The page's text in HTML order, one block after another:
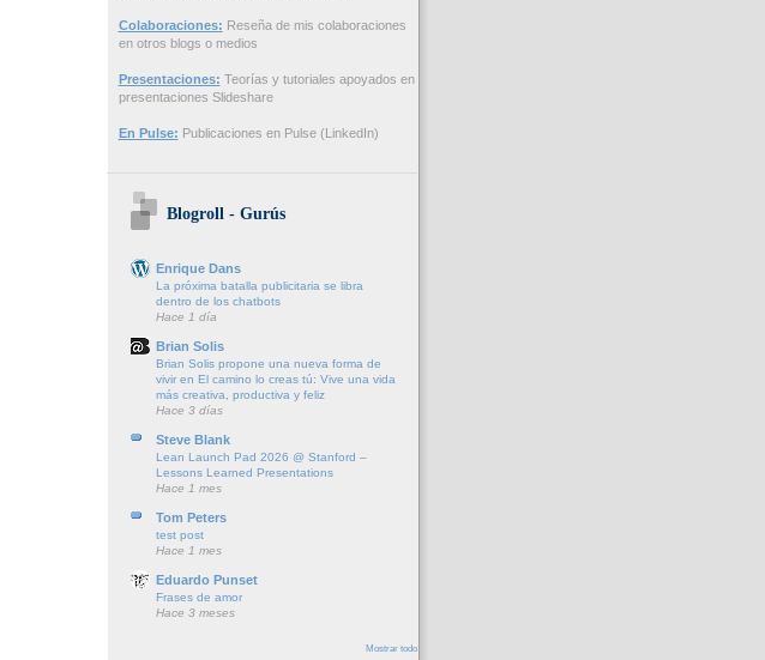
Colaboraciones: Reseña de mis colaboraciones
en otros blogs o medios
Presentaciones: Teorías y tutoriales apoyados en
presentaciones Slideshare
En Pulse: Publicaciones en Pulse (LinkedIn)
Blogroll - Gurús
Enrique Dans
La próxima batalla publicitaria se libra
dentro de los chatbots
Hace 1 día
Brian Solis
Brian Solis propone una nueva forma de
vivir en El camino lo creas tú: Vive una vida
más creativa, productiva y feliz
Hace 3 días
Steve Blank
Lean Launch Pad 2026 @ Stanford –
Lessons Learned Presentations
Hace 1 mes
Tom Peters
test post
Hace 1 mes
Eduardo Punset
Frases de amor
Hace 3 meses
Mostrar todo